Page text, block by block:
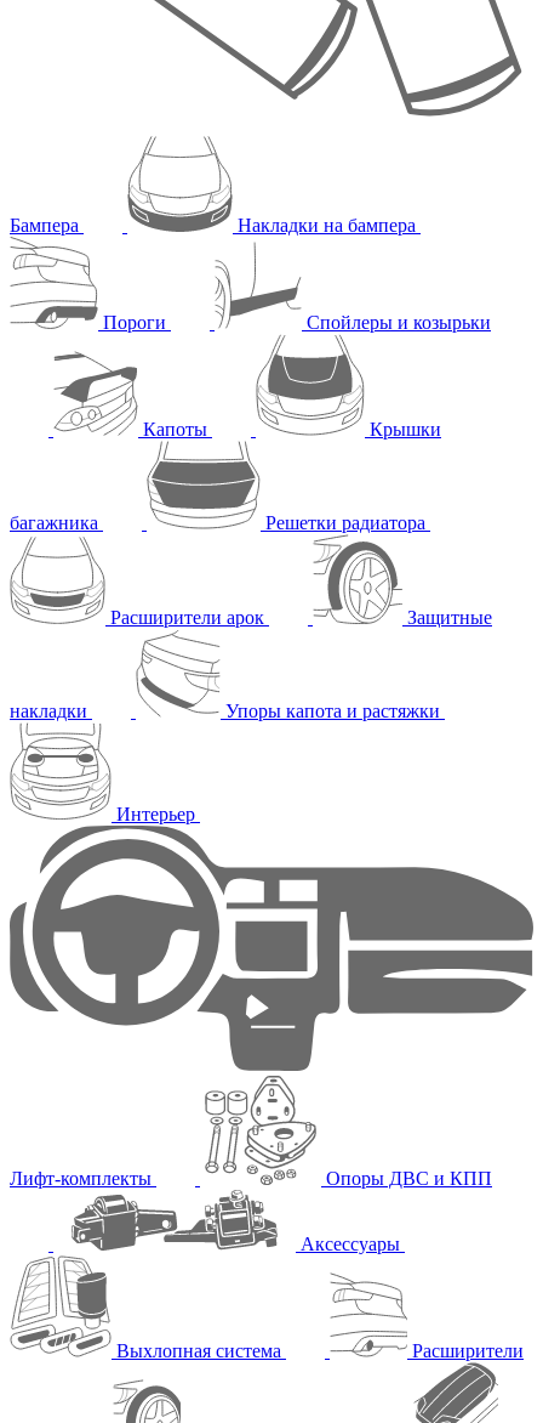
Бампера Накладки на бампера
Пороги Спойлеры и козырьки
Капоты Крышки
багажника Решетки радиатора
Расширители арок Защитные
накладки Упоры капота и растяжки
Интерьер
Лифт-комплекты Опоры ДВС и КПП
Аксессуары
Выхлопная система Расширители